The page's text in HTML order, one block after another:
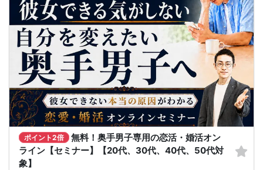
1. ２名様以上でのご参加は必ず同性同士でお申し込みください。
2. 服装の指定はございません。多くのお客様はカジュアルな格好でおこしになら
れています。
3. 開催判断はイベント前日の時点で男性３名・女性３名以上のお申し込みからに
なりますが、当日に参加者のキャンセルで比率が崩れた場合や開催判断人数を下
回った場合、一切返金などの保証はいたしませんのでご了承ください。
4. イベントページ内の「お申し込み状況」等はキャンセルなどで当日の参加人
数、男女比率と異なる可能性がございます。
5. 当日は店舗の外ではなく店舗内で受付いたします。店内に入り店員に「街コン
で来た」旨をお伝えください。
6. お釣りの用意はございませんので、出ないようにご準備お願いします。
7. 当日は年齢確認のできる身分証をお持ちください。イベントの対象年齢でない
ことが発覚した場合、参加費を全額徴収し返金はいたしかねます。
8. 15分以上の遅刻はキャンセルとみなす可能性があります。
9. 当日受付にお越しになってからのキャンセル、途中キャンセルは出来ません。
10. イベント中止に伴うユーザーへの返金額は、チケット代金となり、交通費、宿
泊費、通信費等の返金は行いません。
11. 領収書の発行はいたしかねます。
お申し込みが完了した時点で上記すべての事項に同意したと判断いたします。
ポイント2倍
無料！奥手男子専用の恋活・婚活オン
ライン【セミナー】【20代、30代、40代、50代対
象】